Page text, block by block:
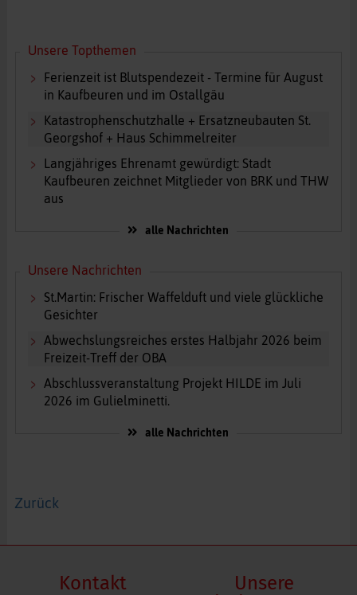
Unsere Topthemen
Ferienzeit ist Blutspendezeit - Termine für August
in Kaufbeuren und im Ostallgäu
Katastrophenschutzhalle + Ersatzneubauten St.
Georgshof + Haus Schimmelreiter
Langjähriges Ehrenamt gewürdigt: Stadt
Kaufbeuren zeichnet Mitglieder von BRK und THW
aus
alle Nachrichten
Unsere Nachrichten
St.Martin: Frischer Waffelduft und viele glückliche
Gesichter
Abwechslungsreiches erstes Halbjahr 2026 beim
Freizeit-Treff der OBA
Abschlussveranstaltung Projekt HILDE im Juli
2026 im Gulielminetti.
alle Nachrichten
Zurück
Kontakt
Unsere